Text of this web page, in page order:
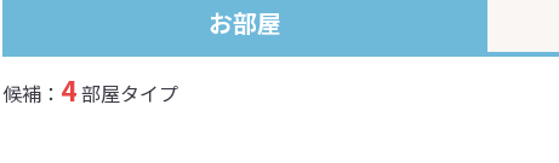
お部屋
候補： 4部屋タイプ